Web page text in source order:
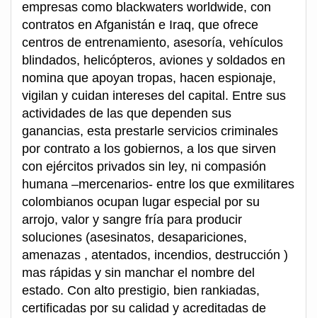
empresas como blackwaters worldwide, con
contratos en Afganistán e Iraq, que ofrece
centros de entrenamiento, asesoría, vehículos
blindados, helicópteros, aviones y soldados en
nomina que apoyan tropas, hacen espionaje,
vigilan y cuidan intereses del capital. Entre sus
actividades de las que dependen sus
ganancias, esta prestarle servicios criminales
por contrato a los gobiernos, a los que sirven
con ejércitos privados sin ley, ni compasión
humana –mercenarios- entre los que exmilitares
colombianos ocupan lugar especial por su
arrojo, valor y sangre fría para producir
soluciones (asesinatos, desapariciones,
amenazas , atentados, incendios, destrucción )
mas rápidas y sin manchar el nombre del
estado. Con alto prestigio, bien rankiadas,
certificadas por su calidad y acreditadas de